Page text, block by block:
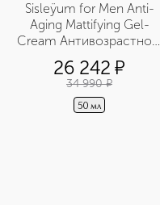
Sisleÿum for Men Anti-
Aging Mattifying Gel-
Cream Антивозрастной
матирующий гель-крем
для лица
26 242 ¤
34 990 ¤
50 мл